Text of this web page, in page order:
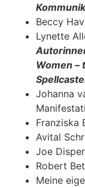
Beccy
Lynette
Women –
Johanna
Franziska
Avital
Joe
Robert
Meine